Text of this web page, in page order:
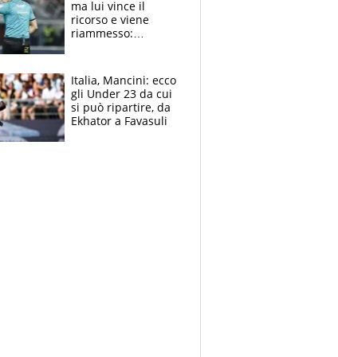
ma lui vince il
ricorso e viene
riammesso:
Italia, Mancini: ecco
gli Under 23 da cui
si può ripartire, da
Ekhator a Favasuli